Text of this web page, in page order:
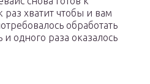
раз хватит чтобы и вам
обработать
одного раза оказалось